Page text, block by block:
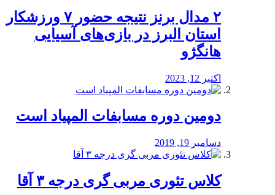
۲ مدال برنز نتیجه حضور ۷ ورزشکار
استان البرز در بازی‌های آسیایی
هانگژو
اکتبر 12, 2023
دومین دوره مسابفات المپیاد است
دسامبر 19, 2019
کلاس تئوری مربی گری درجه ۳ آقا